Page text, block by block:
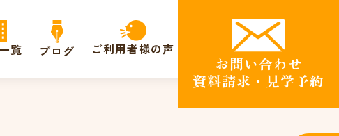
覧 ブログ ご利用者様の声
お問い合わせ
資料請求・見学予約